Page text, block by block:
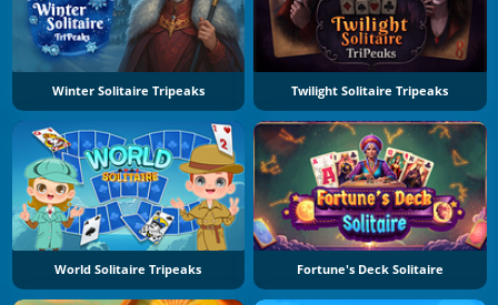
Winter Solitaire Tripeaks Twilight Solitaire Tripeaks
World Solitaire Tripeaks Fortune's Deck Solitaire